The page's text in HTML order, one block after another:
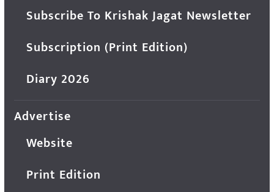
Subscribe To Krishak Jagat Newsletter
Subscription (Print Edition)
Diary 2026
Advertise
Website
Print Edition